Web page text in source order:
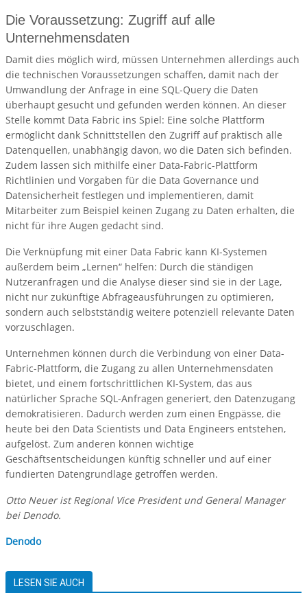
Die Voraussetzung: Zugriff auf alle
Unternehmensdaten
Damit dies möglich wird, müssen Unternehmen allerdings auch
die technischen Voraussetzungen schaffen, damit nach der
Umwandlung der Anfrage in eine SQL-Query die Daten
überhaupt gesucht und gefunden werden können. An dieser
Stelle kommt Data Fabric ins Spiel: Eine solche Plattform
ermöglicht dank Schnittstellen den Zugriff auf praktisch alle
Datenquellen, unabhängig davon, wo die Daten sich befinden.
Zudem lassen sich mithilfe einer Data-Fabric-Plattform
Richtlinien und Vorgaben für die Data Governance und
Datensicherheit festlegen und implementieren, damit
Mitarbeiter zum Beispiel keinen Zugang zu Daten erhalten, die
nicht für ihre Augen gedacht sind.
Die Verknüpfung mit einer Data Fabric kann KI-Systemen
außerdem beim „Lernen“ helfen: Durch die ständigen
Nutzeranfragen und die Analyse dieser sind sie in der Lage,
nicht nur zukünftige Abfrageausführungen zu optimieren,
sondern auch selbstständig weitere potenziell relevante Daten
vorzuschlagen.
Unternehmen können durch die Verbindung von einer Data-
Fabric-Plattform, die Zugang zu allen Unternehmensdaten
bietet, und einem fortschrittlichen KI-System, das aus
natürlicher Sprache SQL-Anfragen generiert, den Datenzugang
demokratisieren. Dadurch werden zum einen Engpässe, die
heute bei den Data Scientists und Data Engineers entstehen,
aufgelöst. Zum anderen können wichtige
Geschäftsentscheidungen künftig schneller und auf einer
fundierten Datengrundlage getroffen werden.
Otto Neuer ist Regional Vice President und General Manager
bei Denodo.
Denodo
LESEN SIE AUCH